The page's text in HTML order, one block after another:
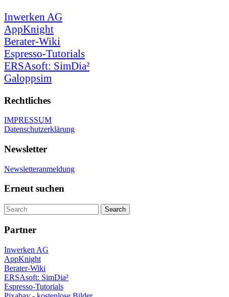
Inwerken AG
AppKnight
Berater-Wiki
Espresso-Tutorials
ERSAsoft: SimDia²
Galoppsim
Rechtliches
IMPRESSUM
Datenschutzerklärung
Newsletter
Newsletteranmeldung
Erneut suchen
Partner
Inwerken AG
AppKnight
Berater-Wiki
ERSAsoft: SimDia²
Espresso-Tutorials